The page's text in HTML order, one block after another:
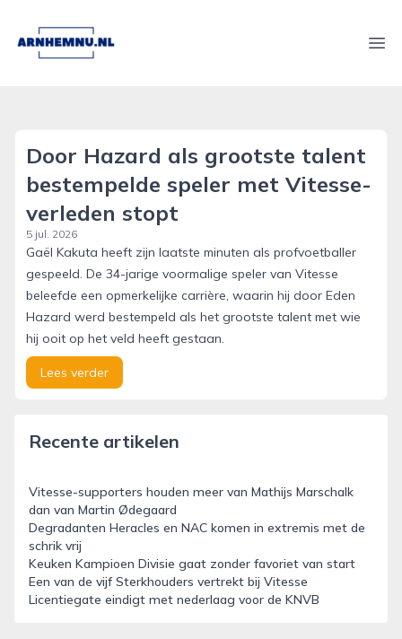
arnhemnu.nl
Door Hazard als grootste talent
bestempelde speler met Vitesse-
verleden stopt
5 jul. 2026
Gaël Kakuta heeft zijn laatste minuten als profvoetballer
gespeeld. De 34-jarige voormalige speler van Vitesse
beleefde een opmerkelijke carrière, waarin hij door Eden
Hazard werd bestempeld als het grootste talent met wie
hij ooit op het veld heeft gestaan.
Lees verder
Recente artikelen
Vitesse-supporters houden meer van Mathijs Marschalk
dan van Martin Ødegaard
Degradanten Heracles en NAC komen in extremis met de
schrik vrij
Keuken Kampioen Divisie gaat zonder favoriet van start
Een van de vijf Sterkhouders vertrekt bij Vitesse
Licentiegate eindigt met nederlaag voor de KNVB